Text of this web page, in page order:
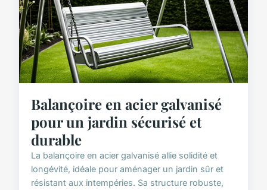
Balançoire en acier galvanisé
pour un jardin sécurisé et
durable
La balançoire en acier galvanisé allie solidité et
longévité, idéale pour aménager un jardin sûr et
résistant aux intempéries. Sa structure robuste,